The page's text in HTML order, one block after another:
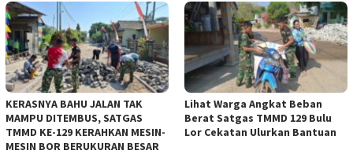
KERASNYA BAHU JALAN TAK
MAMPU DITEMBUS, SATGAS
TMMD KE-129 KERAHKAN MESIN-
MESIN BOR BERUKURAN BESAR
Lihat Warga Angkat Beban
Berat Satgas TMMD 129 Bulu
Lor Cekatan Ulurkan Bantuan